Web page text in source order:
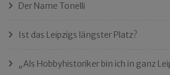
Der Name Tonelli
Ist das Leipzigs längster Platz?
„Als Hobbyhistoriker bin ich in ganz